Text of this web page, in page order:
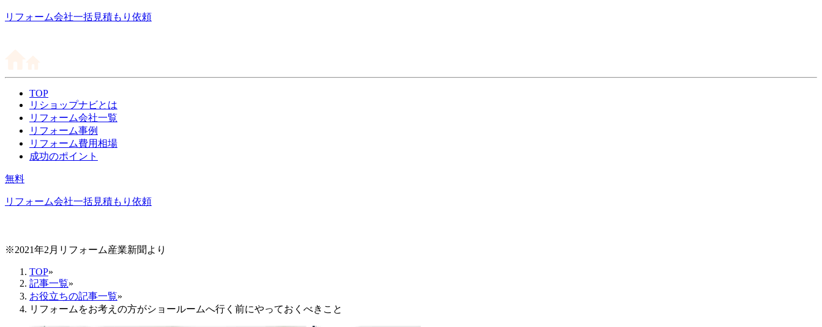
リフォーム会社一括見積もり依頼
TOP
リショップナビとは
リフォーム会社一覧
リフォーム事例
リフォーム費用相場
成功のポイント
無料
リフォーム会社一括見積もり依頼
※2021年2月リフォーム産業新聞より
TOP»
記事一覧»
お役立ちの記事一覧»
リフォームをお考えの方がショールームへ行く前にやっておくべきこと